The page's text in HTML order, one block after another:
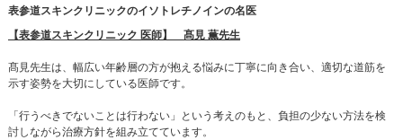
表参道スキンクリニックのイソトレチノインの名医
【表参道スキンクリニック 医師】 髙見 薫先生
髙見先生は、幅広い年齢層の方が抱える悩みに丁寧に向き合い、適切な道筋を
示す姿勢を大切にしている医師です。
「行うべきでないことは行わない」という考えのもと、負担の少ない方法を検
討しながら治療方針を組み立てています。